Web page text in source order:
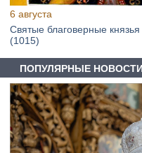
6 августа
Святые благоверные
(1015)
ПОПУЛЯРНЫЕ НОВОСТИ